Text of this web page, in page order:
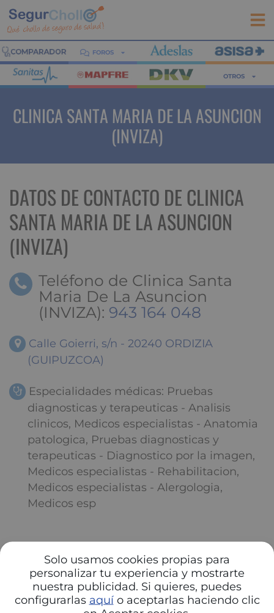
Solo usamos cookies propias para
personalizar tu experiencia y mostrarte
nuestra publicidad. Si quieres, puedes
configurarlas aquío aceptarlas haciendo clic
FOROS
OTROS
CLINICA SANTA MARIA DE LA ASUNCION
(INVIZA)
DATOS DE CONTACTO DE CLINICA
SANTA MARIA DE LA ASUNCION
(INVIZA)
Teléfono de Clinica Santa
Maria De La Asuncion
(INVIZA): 943 164 048
Calle Goierri, s/n - 20240 ORDIZIA
(GUIPUZCOA)
Especialidades médicas: Pruebas
diagnosticas y terapeuticas - Analisis
clinicos, Medicos especialistas - Anatomia
patologica, Pruebas diagnosticas y
terapeuticas - Diagnostico por la imagen,
Medicos especialistas - Rehabilitacion,
Medicos especialistas - Alergologia,
Medicos esp